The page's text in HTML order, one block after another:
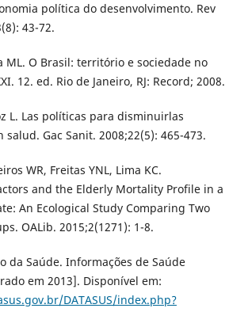
política do desenvolvimento. Rev
43-72.
ML. O Brasil: território e sociedade no
12. ed. Rio de Janeiro, RJ: Record; 2008.
L. Las políticas para disminuirlas
Gac Sanit. 2008;22(5): 465-473.
WR, Freitas YNL, Lima KC.
and the Elderly Mortality Profile in a
An Ecological Study Comparing Two
OALib. 2015;2(1271): 1-8.
da Saúde. Informações de Saúde
em 2013]. Disponível em:
DATASUS/index.php?